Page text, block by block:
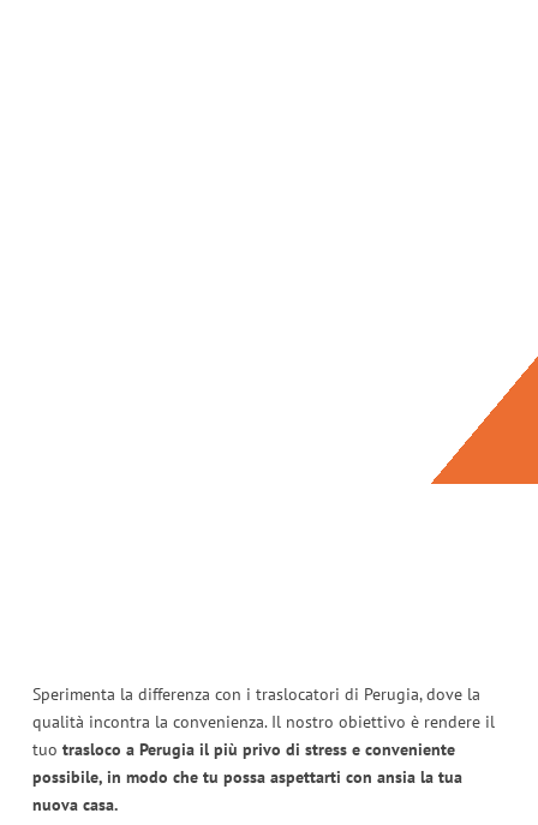
Sperimenta la differenza con i traslocatori di Perugia, dove la
qualità incontra la convenienza. Il nostro obiettivo è rendere il
tuo trasloco a Perugia il più privo di stress e conveniente
possibile, in modo che tu possa aspettarti con ansia la tua
nuova casa.